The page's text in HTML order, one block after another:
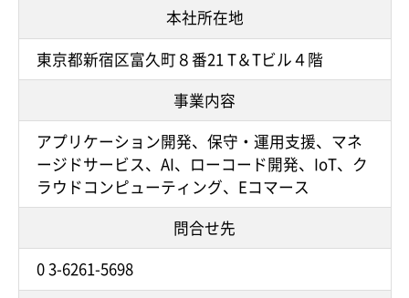
本社所在地
東京都新宿区富久町８番21 T＆Tビル４階
事業内容
アプリケーション開発、保守・運用支援、マネ
ージドサービス、AI、ローコード開発、IoT、ク
ラウドコンピューティング、Eコマース
問合せ先
0 3-6261-5698